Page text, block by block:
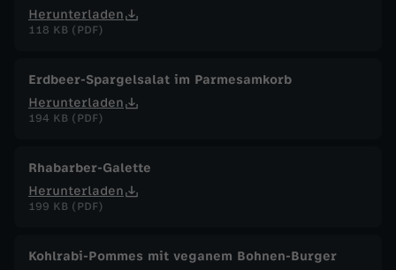
Herunterladen
118 KB (PDF)
Erdbeer-Spargelsalat im Parmesamkorb
Herunterladen
194 KB (PDF)
Rhabarber-Galette
Herunterladen
199 KB (PDF)
Kohlrabi-Pommes mit veganem Bohnen-Burger